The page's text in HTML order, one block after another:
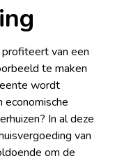
van een
te maken
wordt
In al deze
van
om de